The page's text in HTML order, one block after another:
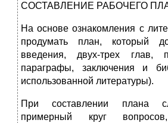
СОСТАВЛЕНИЕ РАБОЧЕГО
На основе ознакомления с
продумать план, который
введения, двух-трех глав,
параграфы, заключения и
использованной литературы).
При составлении плана
примерный круг